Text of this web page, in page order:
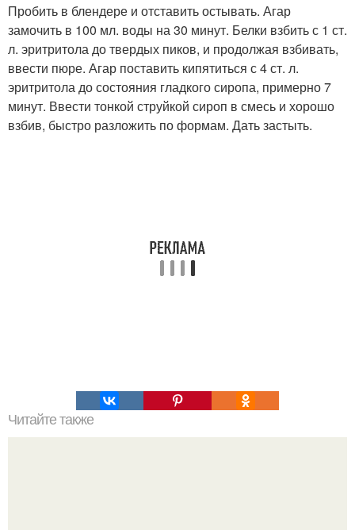
Пробить в блендере и отставить остывать. Агар
замочить в 100 мл. воды на 30 минут. Белки взбить с 1 ст.
л. эритритола до твердых пиков, и продолжая взбивать,
ввести пюре. Агар поставить кипятиться с 4 ст. л.
эритритола до состояния гладкого сиропа, примерно 7
минут. Ввести тонкой струйкой сироп в смесь и хорошо
взбив, быстро разложить по формам. Дать застыть.
Читайте также